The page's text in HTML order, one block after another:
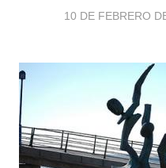
10 DE FEBRERO